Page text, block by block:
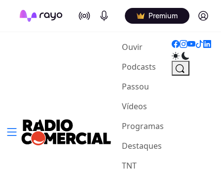
On Air Podcasts Premium Log in
Ouvir(current)
Podcasts
Passou
Vídeos
Programas
Destaques
TNT